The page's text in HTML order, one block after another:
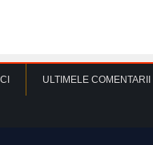
ULTIMELE COMENTARII